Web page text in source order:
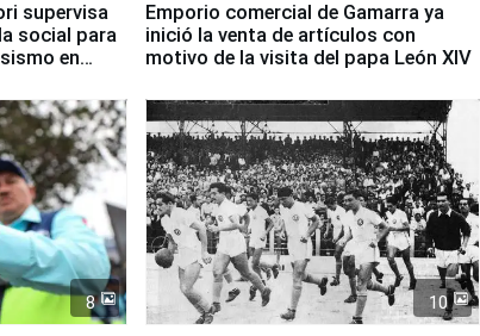
supervisa
social para
en
Emporio comercial de Gamarra ya
inició la venta de artículos con
motivo de la visita del papa León XIV
8 10